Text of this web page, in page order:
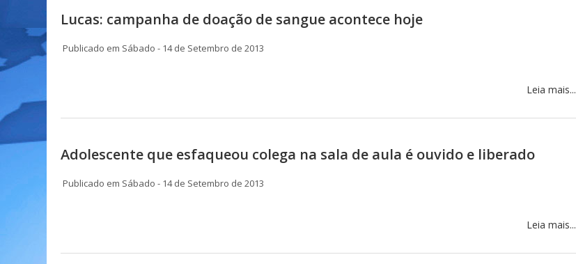
Lucas: campanha de doação de sangue acontece hoje
Publicado em Sábado - 14 de Setembro de 2013
Leia mais...
Adolescente que esfaqueou colega na sala de aula é ouvido e liberado
Publicado em Sábado - 14 de Setembro de 2013
Leia mais...